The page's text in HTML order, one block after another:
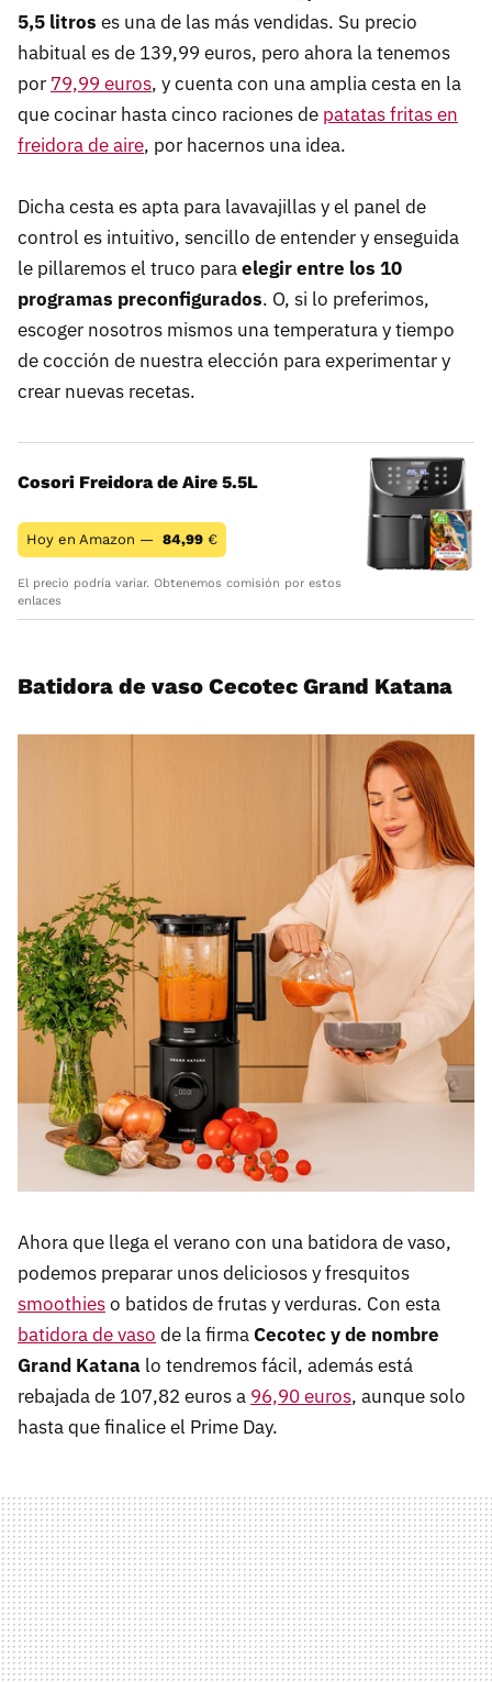
5,5 litros es una de las más vendidas. Su precio
habitual es de 139,99 euros, pero ahora la tenemos
por 79,99 euros, y cuenta con una amplia cesta en la
que cocinar hasta cinco raciones de patatas fritas en
freidora de aire, por hacernos una idea.
Dicha cesta es apta para lavavajillas y el panel de
control es intuitivo, sencillo de entender y enseguida
le pillaremos el truco paraelegir entre los 10
programas preconfigurados. O, si lo preferimos,
escoger nosotros mismos una temperatura y tiempo
de cocción de nuestra elección para experimentar y
crear nuevas recetas.
Cosori Freidora de Aire 5.5L
Hoy en Amazon — 84,99 €
El precio podría variar. Obtenemos comisión por estos
enlaces
Batidora de vaso Cecotec Grand Katana
Ahora que llega el verano con una batidora de vaso,
podemos preparar unos deliciosos y fresquitos
smoothieso batidos de frutas y verduras. Con esta
batidora de vaso de la firmaCecotec y de nombre
Grand Katana lo tendremos fácil, además está
rebajada de 107,82 euros a 96,90 euros, aunque solo
hasta que finalice el Prime Day.